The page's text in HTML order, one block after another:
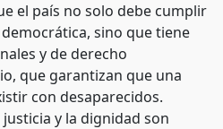
el país no solo debe cumplir
sino que tiene
y de derecho
que garantizan que una
con desaparecidos.
y la dignidad son